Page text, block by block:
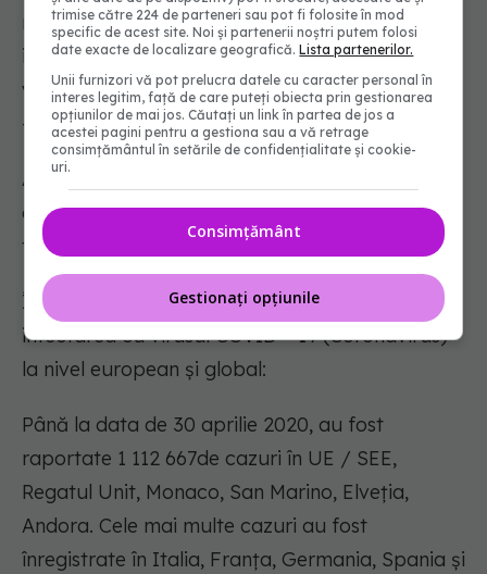
românii aflați în străinătate pot solicita
informații despre prevenirea și combaterea
virusului la linia special dedicată lor,
+4021.320.20.20.
Alte decizii, precum și alte date de interes, vor fi
aduse la cunoștința publicului în cel mai scurt
timp.
În continuare vă prezentăm situația privind
infectarea cu virusul COVID – 19 (Coronavirus)
la nivel european și global:
Până la data de 30 aprilie 2020, au fost
raportate 1 112 667de cazuri în UE / SEE,
Regatul Unit, Monaco, San Marino, Elveția,
Andora. Cele mai multe cazuri au fost
înregistrate în Italia, Franţa, Germania, Spania și
trimise către 224 de parteneri sau pot fi folosite în mod
specific de acest site. Noi și partenerii noștri putem folosi
date exacte de localizare geografică.Lista partenerilor.
Unii furnizori vă pot prelucra datele cu caracter personal în
interes legitim, față de care puteți obiecta prin gestionarea
opțiunilor de mai jos. Căutați un link în partea de jos a
acestei pagini pentru a gestiona sau a vă retrage
consimțământul în setările de confidențialitate și cookie-
uri.
Consimțământ
Gestionați opțiunile